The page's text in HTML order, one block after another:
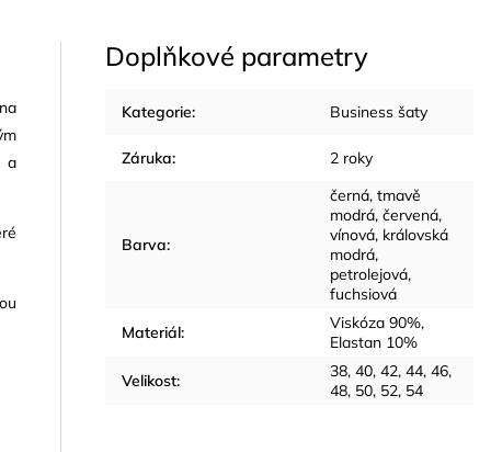
a
Doplňkové parametry
Kategorie: Business šaty
Záruka: 2 roky
Barva:
černá, tmavě
modrá, červená,
vínová, královská
modrá,
petrolejová,
fuchsiová
Materiál:
Viskóza 90%,
Elastan 10%
Velikost:
38, 40, 42, 44, 46,
48, 50, 52, 54